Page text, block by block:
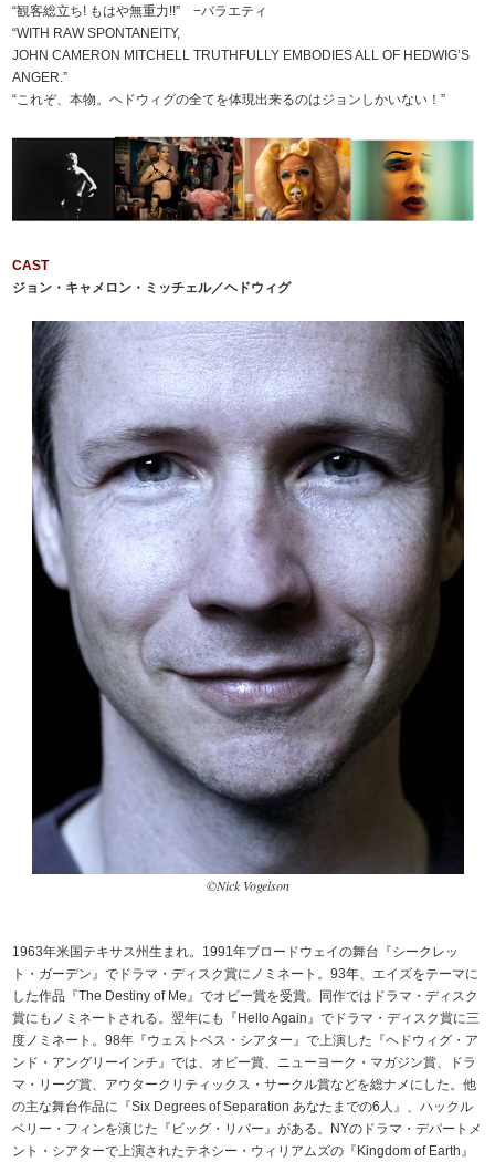
“観客総立ち! もはや無重力!!” −バラエティ
“WITH RAW SPONTANEITY,
JOHN CAMERON MITCHELL TRUTHFULLY EMBODIES ALL OF HEDWIG’S
ANGER.”
“これぞ、本物。ヘドウィグの全てを体現出来るのはジョンしかいない！”
CAST
ジョン・キャメロン・ミッチェル／ヘドウィグ
©Nick Vogelson
1963年米国テキサス州生まれ。1991年ブロードウェイの舞台『シークレッ
ト・ガーデン』でドラマ・ディスク賞にノミネート。93年、エイズをテーマに
した作品『The Destiny of Me』でオビー賞を受賞。同作ではドラマ・ディスク
賞にもノミネートされる。翌年にも『Hello Again』でドラマ・ディスク賞に三
度ノミネート。98年『ウェストベス・シアター』で上演した『ヘドウィグ・ア
ンド・アングリーインチ』では、オビー賞、ニューヨーク・マガジン賞、ドラ
マ・リーグ賞、アウタークリティックス・サークル賞などを総ナメにした。他
の主な舞台作品に『Six Degrees of Separation あなたまでの6人』、ハックル
ベリー・フィンを演じた『ビッグ・リバー』がある。NYのドラマ・デパートメ
ント・シアターで上演されたテネシー・ウィリアムズの『Kingdom of Earth』